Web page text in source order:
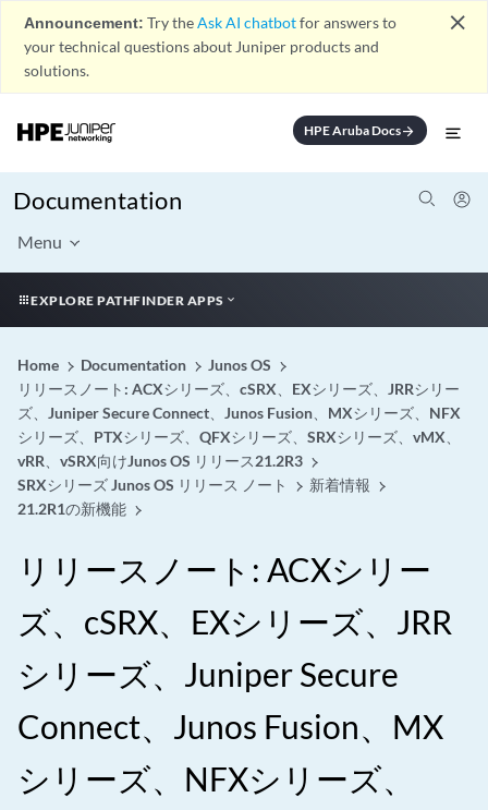
Announcement: Try theAsk AI chatbotfor answers to
your technical questions about Juniper products and
solutions.
close
HPE Aruba Docsarrow_forward
Documentation
Menu
EXPLORE PATHFINDER APPS
Home Documentation
Junos OS
リリースノート: ACXシリーズ、cSRX、EXシリーズ、JRRシリー
ズ、Juniper Secure Connect、Junos Fusion、MXシリーズ、NFX
シリーズ、PTXシリーズ、QFXシリーズ、SRXシリーズ、vMX、
vRR、vSRX向けJunos OS リリース21.2R3
SRXシリーズ Junos OS リリース ノート
新着情報
21.2R1の新機能
リリースノート: ACXシリー
ズ、cSRX、EXシリーズ、JRR
シリーズ、Juniper Secure
Connect、Junos Fusion、MX
シリーズ、NFXシリーズ、